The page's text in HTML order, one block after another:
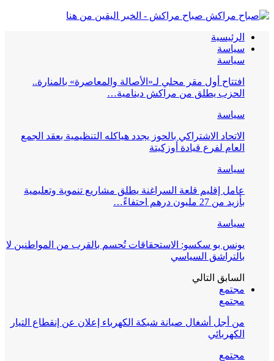
صباح مراكش - الخبر اليقين من هنا
الرئيسية
سياسة
سياسة
افتتاح أول مقر محلي لـ«الأصالة والمعاصرة» بالمنارة..
الحزب يطلق من مراكش دينامية…
سياسة
الاتحاد الاشتراكي بالحوز يجدد هياكله التنظيمية بعقد الجمع
العام لفرع قيادة أوزكيتة
سياسة
عامل إقليم قلعة السراغنة يطلق مشاريع تنموية وتعليمية
بأزيد من 27 مليون درهم احتفاءً…
سياسة
يونس بو سكسو: الاستحقاقات تُحسم بالقرب من المواطنين لا
بالتراشق السياسي
السابق التالي
مجتمع
مجتمع
من أجل أشغال صيانة شبكة الكهرباء إعلان عن إنقطاع التيار
الكهربائي
مجتمع